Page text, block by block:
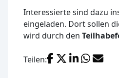
Interessierte sind dazu
eingeladen. Dort sollen
wird durch den
Teilen: Facebook
X (Twitter)
LinkedIn